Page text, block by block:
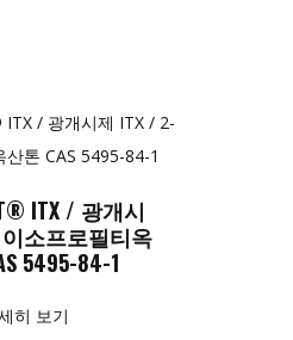
ITX / 광개시
소프로필티옥
5495-84-1
히 보기